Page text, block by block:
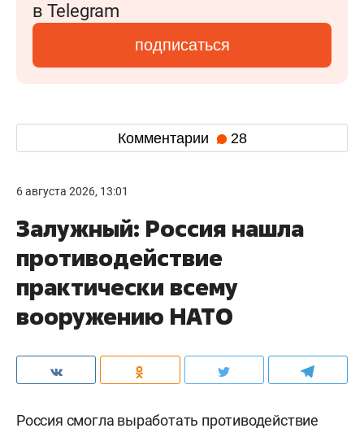
в Telegram
подписаться
Комментарии 28
6 августа 2026, 13:01
Залужный: Россия нашла
противодействие
практически всему
вооружению НАТО
Россия смогла выработать противодействие